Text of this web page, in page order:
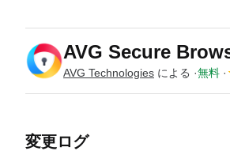
AVG Secure
AVG Technologies による 無料
変更ログ